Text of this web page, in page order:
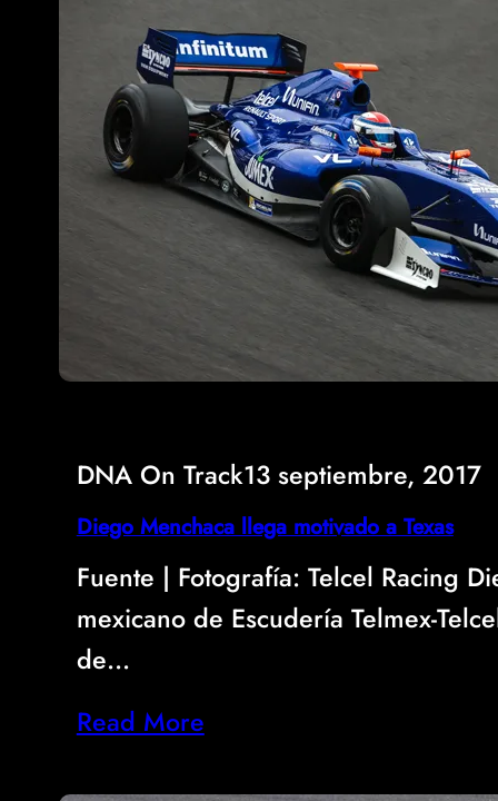
DNA On Track13 septiembre, 2017
Diego Menchaca llega motivado a Texas
Fuente | Fotografí­a: Telcel Racing
mexicano de Escudería Telmex-
de…
Read More